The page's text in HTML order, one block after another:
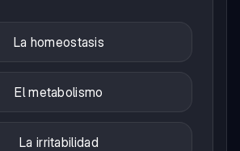
La homeostasis
El metabolismo
La irritabilidad